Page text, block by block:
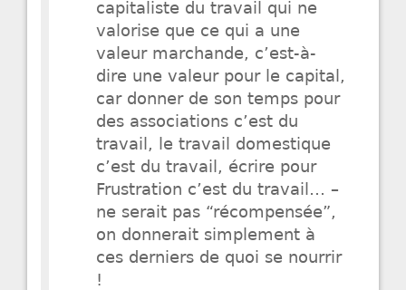
capitaliste du travail qui ne
valorise que ce qui a une
valeur marchande, c’est-à-
dire une valeur pour le capital,
car donner de son temps pour
des associations c’est du
travail, le travail domestique
c’est du travail, écrire pour
Frustration c’est du travail… –
ne serait pas “récompensée”,
on donnerait simplement à
ces derniers de quoi se nourrir
!